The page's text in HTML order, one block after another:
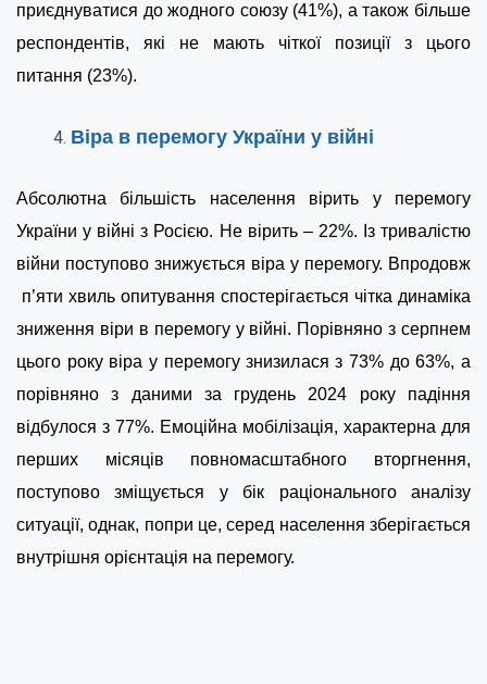
приєднуватися до жодного союзу (41%), а також більше
респондентів, які не мають чіткої позиції з цього
питання (23%).
Віра в перемогу України у війні
Абсолютна більшість населення вірить у перемогу
України у війні з Росією. Не вірить – 22%. Із тривалістю
війни поступово знижується віра у перемогу. Впродовж
п’яти хвиль опитування спостерігається чітка динаміка
зниження віри в перемогу у війні. Порівняно з серпнем
цього року віра у перемогу знизилася з 73% до 63%, а
порівняно з даними за грудень 2024 року падіння
відбулося з 77%. Емоційна мобілізація, характерна для
перших місяців повномасштабного вторгнення,
поступово зміщується у бік раціонального аналізу
ситуації, однак, попри це, серед населення зберігається
внутрішня орієнтація на перемогу.